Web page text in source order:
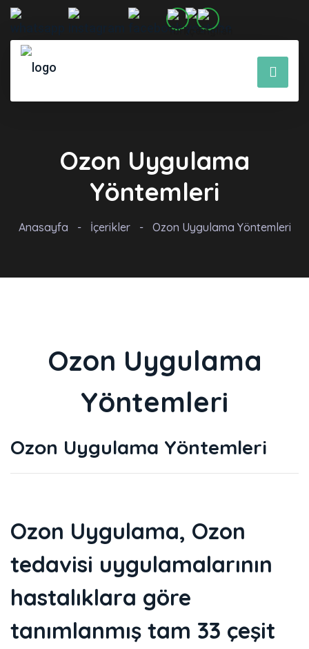
Ozon Uygulama
Yöntemleri
Anasayfa - İçerikler - Ozon Uygulama Yöntemleri
Ozon Uygulama
Yöntemleri
Ozon Uygulama Yöntemleri
Ozon Uygulama, Ozon
tedavisi uygulamalarının
hastalıklara göre
tanımlanmış tam 33 çeşit